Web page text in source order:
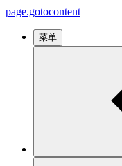
page.gotocontent
菜单